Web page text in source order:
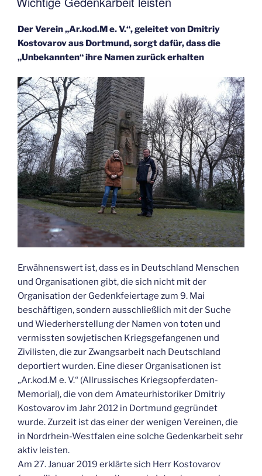
Der Verein „Ar.kod.M e. V.“, geleitet von Dmitriy
Kostovarov aus Dortmund, sorgt dafür, dass die
„Unbekannten“ ihre Namen zurück erhalten
Erwähnenswert ist, dass es in Deutschland Menschen
und Organisationen gibt, die sich nicht mit der
Organisation der Gedenkfeiertage zum 9. Mai
beschäftigen, sondern ausschließlich mit der Suche
und Wiederherstellung der Namen von toten und
vermissten sowjetischen Kriegsgefangenen und
Zivilisten, die zur Zwangsarbeit nach Deutschland
deportiert wurden. Eine dieser Organisationen ist
„Ar.kod.M e. V.“ (Allrussisches Kriegsopferdaten-
Memorial), die von dem Amateurhistoriker Dmitriy
Kostovarov im Jahr 2012 in Dortmund gegründet
wurde. Zurzeit ist das einer der wenigen Vereinen, die
in Nordrhein-Westfalen eine solche Gedenkarbeit sehr
aktiv leisten.
Am 27. Januar 2019 erklärte sich Herr Kostovarov